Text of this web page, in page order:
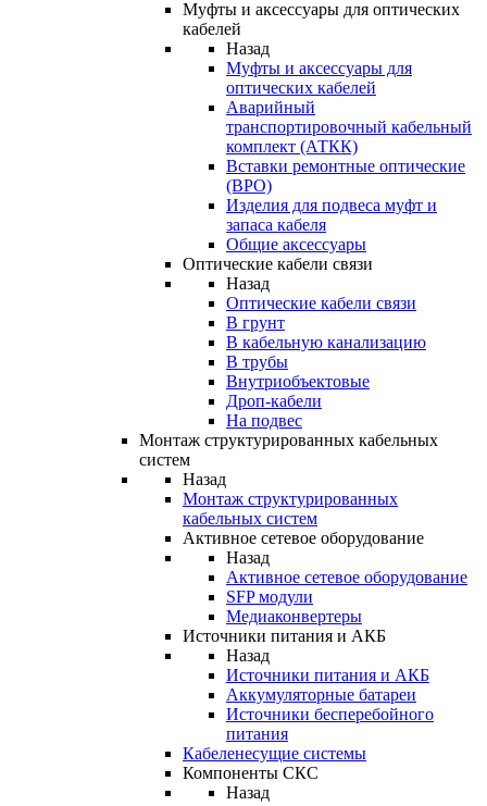
Муфты и аксессуары для оптических
кабелей
Назад
Муфты и аксессуары для
оптических кабелей
Аварийный
транспортировочный кабельный
комплект (АТКК)
Вставки ремонтные оптические
(ВРО)
Изделия для подвеса муфт и
запаса кабеля
Общие аксессуары
Оптические кабели связи
Назад
Оптические кабели связи
В грунт
В кабельную канализацию
В трубы
Внутриобъектовые
Дроп-кабели
На подвес
Монтаж структурированных кабельных
систем
Назад
Монтаж структурированных
кабельных систем
Активное сетевое оборудование
Назад
Активное сетевое оборудование
SFP модули
Медиаконвертеры
Источники питания и АКБ
Назад
Источники питания и АКБ
Аккумуляторные батареи
Источники бесперебойного
питания
Кабеленесущие системы
Компоненты СКС
Назад